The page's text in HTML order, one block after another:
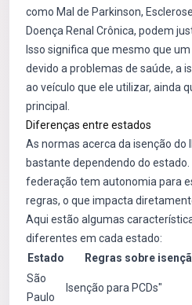
como Mal de Parkinson,
Doença Renal Crônica, podem
Isso significa que mesmo que
devido a problemas de saúde, a
ao veículo que ele utilizar, ainda
principal.
Diferenças entre estados
As normas acerca da isenção do
bastante dependendo do estado.
federação tem autonomia para
regras, o que impacta
Aqui estão algumas
diferentes em cada estado:
Estado
Regras sobre
São
Paulo
Isenção para PCDs"